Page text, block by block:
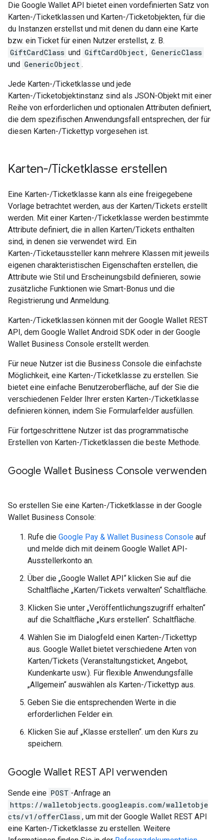
Die Google Wallet API bietet einen vordefinierten Satz von
Karten-/Ticketklassen und Karten-/Ticketobjekten, für die
du Instanzen erstellst und mit denen du dann eine Karte
bzw. ein Ticket für einen Nutzer erstellst, z. B.
GiftCardClass und GiftCardObject , GenericClass
und GenericObject .
Jede Karten-/Ticketklasse und jede
Karten-/Ticketobjektinstanz sind als JSON-Objekt mit einer
Reihe von erforderlichen und optionalen Attributen definiert,
die dem spezifischen Anwendungsfall entsprechen, der für
diesen Karten-/Tickettyp vorgesehen ist.
Karten-/Ticketklasse erstellen
Eine Karten-/Ticketklasse kann als eine freigegebene
Vorlage betrachtet werden, aus der Karten/Tickets erstellt
werden. Mit einer Karten-/Ticketklasse werden bestimmte
Attribute definiert, die in allen Karten/Tickets enthalten
sind, in denen sie verwendet wird. Ein
Karten-/Ticketaussteller kann mehrere Klassen mit jeweils
eigenen charakteristischen Eigenschaften erstellen, die
Attribute wie Stil und Erscheinungsbild definieren, sowie
zusätzliche Funktionen wie Smart-Bonus und die
Registrierung und Anmeldung.
Karten-/Ticketklassen können mit der Google Wallet REST
API, dem Google Wallet Android SDK oder in der Google
Wallet Business Console erstellt werden.
Für neue Nutzer ist die Business Console die einfachste
Möglichkeit, eine Karten-/Ticketklasse zu erstellen. Sie
bietet eine einfache Benutzeroberfläche, auf der Sie die
verschiedenen Felder Ihrer ersten Karten-/Ticketklasse
definieren können, indem Sie Formularfelder ausfüllen.
Für fortgeschrittene Nutzer ist das programmatische
Erstellen von Karten-/Ticketklassen die beste Methode.
Google Wallet Business Console verwenden
So erstellen Sie eine Karten-/Ticketklasse in der Google
Wallet Business Console:
Rufe die Google Pay & Wallet Business Console auf
und melde dich mit deinem Google Wallet API-
Ausstellerkonto an.
Über die „Google Wallet API“ klicken Sie auf die
Schaltfläche „Karten/Tickets verwalten“ Schaltfläche.
Klicken Sie unter „Veröffentlichungszugriff erhalten“
auf die Schaltfläche „Kurs erstellen“. Schaltfläche.
Wählen Sie im Dialogfeld einen Karten-/Tickettyp
aus. Google Wallet bietet verschiedene Arten von
Karten/Tickets (Veranstaltungsticket, Angebot,
Kundenkarte usw.). Für flexible Anwendungsfälle
„Allgemein“ auswählen als Karten-/Tickettyp aus.
Geben Sie die entsprechenden Werte in die
erforderlichen Felder ein.
Klicken Sie auf „Klasse erstellen“. um den Kurs zu
speichern.
Google Wallet REST API verwenden
Sende eine POST -Anfrage an
https://walletobjects.googleapis.com/walletobje
cts/v1/offerClass , um mit der Google Wallet REST API
eine Karten-/Ticketklasse zu erstellen. Weitere